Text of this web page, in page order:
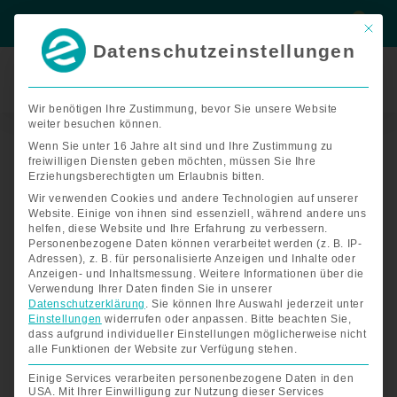
springen
Start / Zubehör E-Rollstühle
Zubehör FreedomChair T3
Zubehör für Ihren elektrische
Rollstuhl FreedomChair T3
Der faltbare Elektro-Rollstuhllässt sich mit nur einem
Handgriff zusammenfalten und kann somit spielend
einfach im Auto verladen werden. Mit dem vielfältigen
FreedomChair Portfolio haben wir für jeden Kunden die
passende Ausführung. Der kräftige Antrieb und die starken
Batterien ermöglichen eine Reichweite bis zu 60 km. Der
sortiert:
aufsteigend
Mit
Datenschutzeinstellungen
Wir benötigen Ihre Zustimmung, bevor Sie unsere Website
weiter besuchen können.
Wenn Sie unter 16 Jahre alt sind und Ihre Zustimmung zu
freiwilligen Diensten geben möchten, müssen Sie Ihre
Erziehungsberechtigten um Erlaubnis bitten.
Wir verwenden Cookies und andere Technologien auf unserer
Website. Einige von ihnen sind essenziell, während andere uns
helfen, diese Website und Ihre Erfahrung zu verbessern.
Personenbezogene Daten können verarbeitet werden (z. B. IP-
Adressen), z. B. für personalisierte Anzeigen und Inhalte oder
Anzeigen- und Inhaltsmessung. Weitere Informationen über die
Verwendung Ihrer Daten finden Sie in unserer
Datenschutzerklärung . Sie können Ihre Auswahl jederzeit unter
Einstellungen widerrufen oder anpassen. Bitte beachten Sie,
dass aufgrund individueller Einstellungen möglicherweise nicht
alle Funktionen der Website zur Verfügung stehen.
Einige Services verarbeiten personenbezogene Daten in den
USA. Mit Ihrer Einwilligung zur Nutzung dieser Services